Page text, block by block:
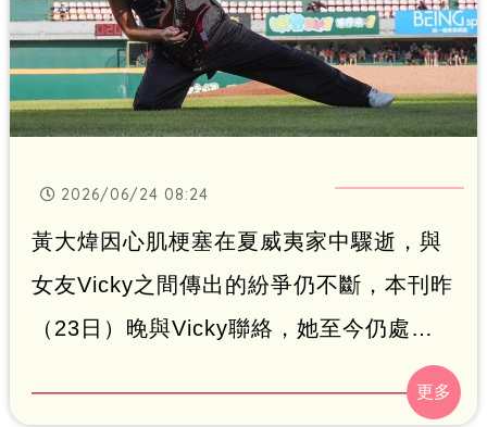
2026/06/24 08:24
黃大煒因心肌梗塞在夏威夷家中驟逝，與
女友Vicky之間傳出的紛爭仍不斷，本刊昨
（23日）晚與Vicky聯絡，她至今仍處在
極大哀傷中說：「我最近想過，是否我不
該安排治療，黃大煒就不會過世了？心超